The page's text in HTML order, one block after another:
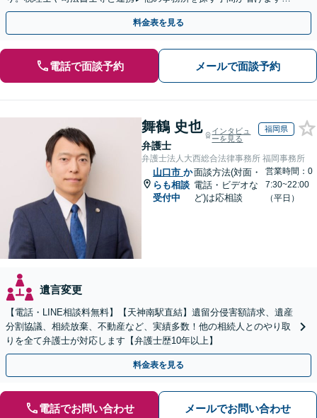
不動産会社と連携し無料査定&財産調査も◎
料金表を見る
電話で面談予約 メールで面談予約
舞鶴 史也
弁護士
インタビュ
ーを見る
福岡県
弁護士法人大西総合法律事務所 福岡事務所
山口市 か
らも相談
受付中
面談方法(対面・
電話・ビデオな
ど)は応相談
営業時間：0
7:30~22:00
（平日）
遺言変更
【電話・LINE相談料無料】【天神南駅直結】遺留分侵害額請求、遺産
分割協議、相続放棄、不動産など、実績多数！他の相続人とのやり取
りを全て弁護士が対応します【弁護士歴10年以上】
料金表を見る
電話でお問い合わせ メールでお問い合わせ